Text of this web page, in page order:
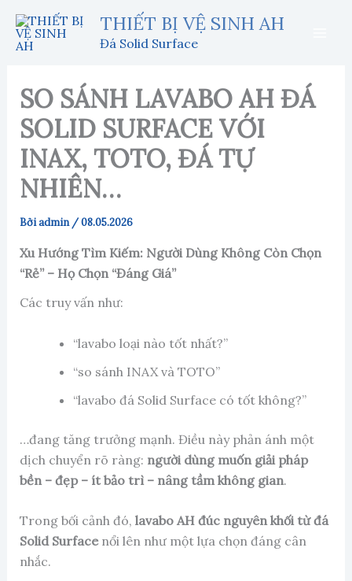
nội
THIẾT BỊ VỆ SINH AH
Đá Solid Surface
SO SÁNH LAVABO AH ĐÁ
SOLID SURFACE VỚI
INAX, TOTO, ĐÁ TỰ
NHIÊN…
Bởiadmin /08.05.2026
Xu Hướng Tìm Kiếm: Người Dùng Không Còn Chọn
“Rẻ” – Họ Chọn “Đáng Giá”
Các truy vấn như:
“lavabo loại nào tốt nhất?”
“so sánh INAX và TOTO”
“lavabo đá Solid Surface có tốt không?”
…đang tăng trưởng mạnh. Điều này phản ánh một
dịch chuyển rõ ràng: người dùng muốn giải pháp
bền – đẹp – ít bảo trì – nâng tầm không gian.
Trong bối cảnh đó, lavabo AH đúc nguyên khối từ đá
Solid Surfacenổi lên như một lựa chọn đáng cân
nhắc.